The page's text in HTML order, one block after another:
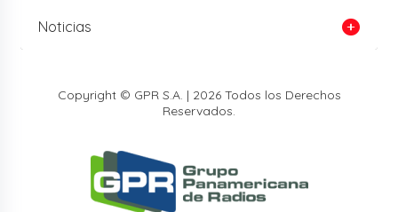
Noticias
Copyright © GPR S.A. | 2026 Todos los Derechos
Reservados.